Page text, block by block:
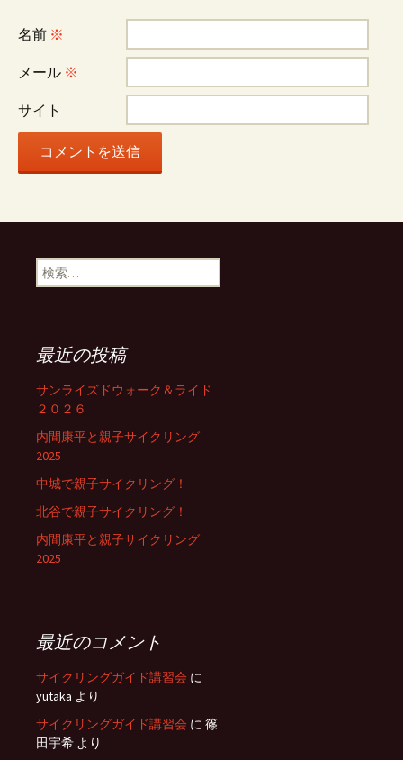
シ
ョ
ン
名前 ※
メール ※
サイト
検
索:
最近の投稿
サンライズドウォーク＆ライド
２０２６
内間康平と親子サイクリング
2025
中城で親子サイクリング！
北谷で親子サイクリング！
内間康平と親子サイクリング
2025
最近のコメント
サイクリングガイド講習会 に
yutaka より
サイクリングガイド講習会 に 篠
田宇希 より